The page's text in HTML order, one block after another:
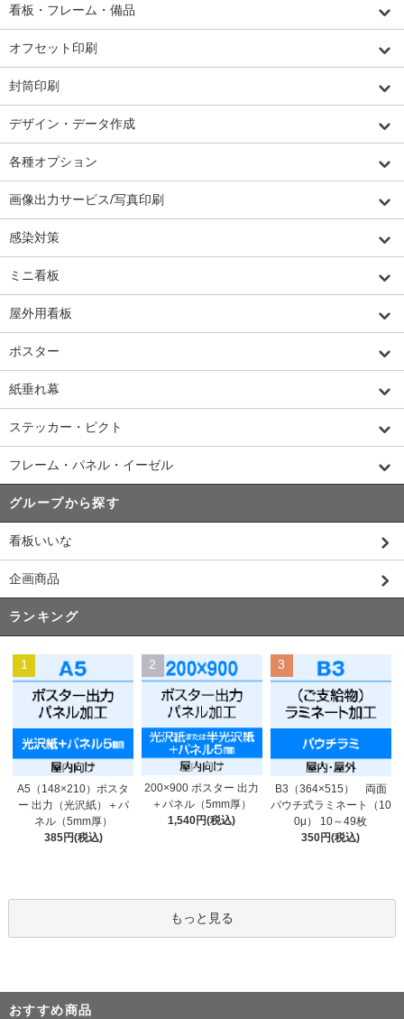
看板・フレーム・備品
オフセット印刷
封筒印刷
デザイン・データ作成
各種オプション
画像出力サービス/写真印刷
感染対策
ミニ看板
屋外用看板
ポスター
紙垂れ幕
ステッカー・ピクト
フレーム・パネル・イーゼル
グループから探す
看板いいな
企画商品
ランキング
1
A5（148×210）ポスタ
ー 出力（光沢紙）＋パ
ネル（5mm厚）
385円(税込)
2
200×900 ポスター 出力
＋パネル（5mm厚）
1,540円(税込)
3
B3（364×515） 両面
パウチ式ラミネート（10
0μ） 10～49枚
350円(税込)
もっと見る
おすすめ商品